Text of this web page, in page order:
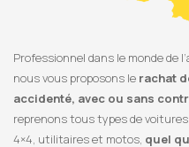
Professionnel dans le monde de
nous vous proposons le rachat
accidenté, avec ou sans
reprenons tous types de
4×4, utilitaires et motos, quel